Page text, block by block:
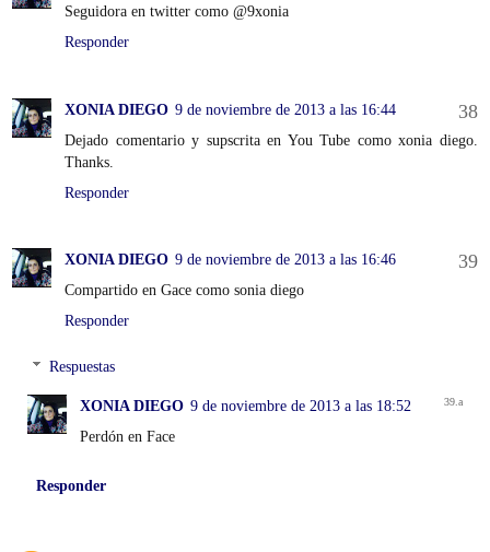
Seguidora en twitter como @9xonia
Responder
XONIA DIEGO 9 de noviembre de 2013 a las 16:44
Dejado comentario y supscrita en You Tube como xonia diego.
Thanks.
Responder
XONIA DIEGO 9 de noviembre de 2013 a las 16:46
Compartido en Gace como sonia diego
Responder
Respuestas
XONIA DIEGO 9 de noviembre de 2013 a las 18:52
Perdón en Face
Responder